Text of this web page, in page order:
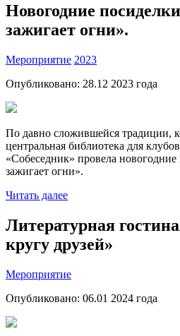
Новогодние
зажигает огни».
Мероприятие 2023
Опубликовано: 28.12 2023 года
По давно сложившейся традиции,
центральная библиотека для
«Собеседник» провела
зажигает огни».
Читать далее
Литературная
кругу друзей»
Мероприятие
Опубликовано: 06.01 2024 года